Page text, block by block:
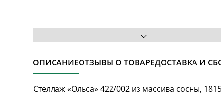
ОПИСАНИЕОТЗЫВЫ О ТОВАРЕДОСТАВКА И
Стеллаж «Ольса» 422/002 из массива сосны,